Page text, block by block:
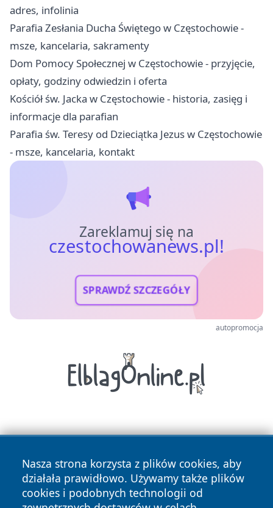
adres, infolinia
Parafia Zesłania Ducha Świętego w Częstochowie -
msze, kancelaria, sakramenty
Dom Pomocy Społecznej w Częstochowie - przyjęcie,
opłaty, godziny odwiedzin i oferta
Kościół św. Jacka w Częstochowie - historia, zasięg i
informacje dla parafian
Parafia św. Teresy od Dzieciątka Jezus w Częstochowie
- msze, kancelaria, kontakt
Zareklamuj się na
czestochowanews.pl!
SPRAWDŹ SZCZEGÓŁY
autopromocja
Nasza strona korzysta z plików cookies, aby
działała prawidłowo. Używamy także plików
cookies i podobnych technologii od
Copyright © 2026 czestochowanews.pl Wszystkie prawa